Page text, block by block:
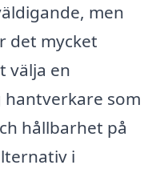
men
det mycket
välja en
som
hållbarhet på
i